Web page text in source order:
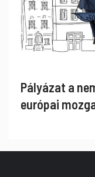
Pályázat a
európai